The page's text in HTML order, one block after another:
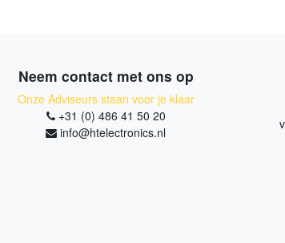
Neem contact met ons op
Onze Adviseurs staan voor je klaar
+31 (0) 486 41 50 20
info@htelectronics.nl